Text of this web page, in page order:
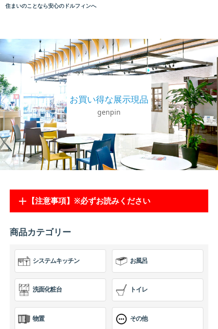
住まいのことなら安心のドルフィンへ
お買い得な展示現品
genpin
【注意事項】※必ずお読みください
商品カテゴリー
システムキッチン お風呂
洗面化粧台 トイレ
物置 その他